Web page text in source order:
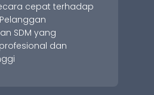
cepat terhadap
SDM yang
dan